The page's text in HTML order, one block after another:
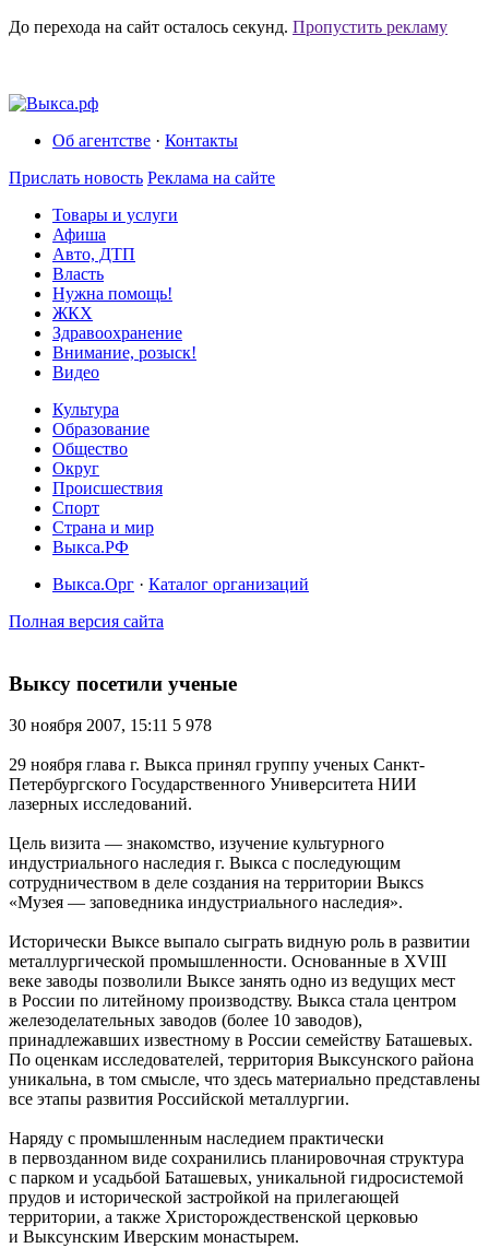
До перехода на сайт осталось секунд. Пропустить рекламу
Об агентстве · Контакты
Прислать новость Реклама на сайте
Товары и услуги
Афиша
Авто, ДТП
Власть
Нужна помощь!
ЖКХ
Здравоохранение
Внимание, розыск!
Видео
Культура
Образование
Общество
Округ
Происшествия
Спорт
Страна и мир
Выкса.РФ
Выкса.Орг · Каталог организаций
Полная версия сайта
Выксу посетили ученые
30 ноября 2007, 15:11 5 978
29 ноября глава г. Выкса принял группу ученых Санкт-
Петербургского Государственного Университета НИИ
лазерных исследований.
Цель визита — знакомство, изучение культурного
индустриального наследия г. Выкса с последующим
сотрудничеством в деле создания на территории Выксs
«Музея — заповедника индустриального наследия».
Исторически Выксе выпало сыграть видную роль в развитии
металлургической промышленности. Основанные в XVIII
веке заводы позволили Выксе занять одно из ведущих мест
в России по литейному производству. Выкса стала центром
железоделательных заводов (более 10 заводов),
принадлежавших известному в России семейству Баташевых.
По оценкам исследователей, территория Выксунского района
уникальна, в том смысле, что здесь материально представлены
все этапы развития Российской металлургии.
Наряду с промышленным наследием практически
в первозданном виде сохранились планировочная структура
с парком и усадьбой Баташевых, уникальной гидросистемой
прудов и исторической застройкой на прилегающей
территории, а также Христорождественской церковью
и Выксунским Иверским монастырем.